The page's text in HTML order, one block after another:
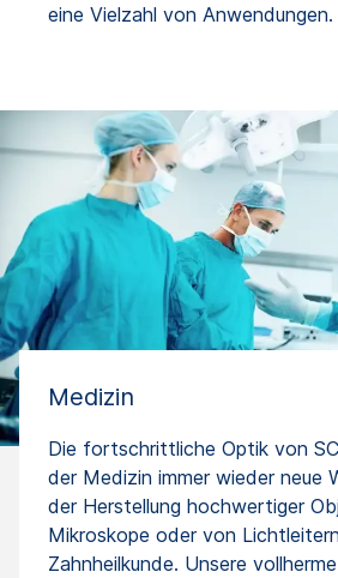
eine Vielzahl von Anwendungen.
Medizin
Die fortschrittliche Optik von
der Medizin immer wieder neue
der Herstellung hochwertiger
Mikroskope oder von
Zahnheilkunde. Unsere